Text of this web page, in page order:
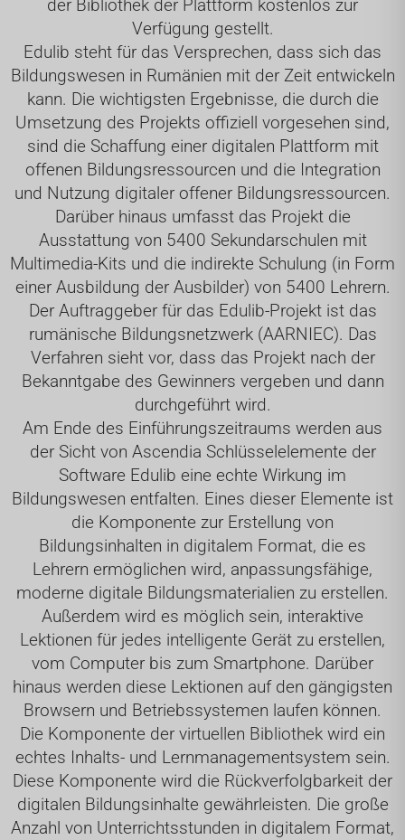
der Bibliothek der Plattform kostenlos zur
Verfügung gestellt.
Edulib steht für das Versprechen, dass sich das
Bildungswesen in Rumänien mit der Zeit entwickeln
kann. Die wichtigsten Ergebnisse, die durch die
Umsetzung des Projekts offiziell vorgesehen sind,
sind die Schaffung einer digitalen Plattform mit
offenen Bildungsressourcen und die Integration
und Nutzung digitaler offener Bildungsressourcen.
Darüber hinaus umfasst das Projekt die
Ausstattung von 5400 Sekundarschulen mit
Multimedia-Kits und die indirekte Schulung (in Form
einer Ausbildung der Ausbilder) von 5400 Lehrern.
Der Auftraggeber für das Edulib-Projekt ist das
rumänische Bildungsnetzwerk (AARNIEC). Das
Verfahren sieht vor, dass das Projekt nach der
Bekanntgabe des Gewinners vergeben und dann
durchgeführt wird.
Am Ende des Einführungszeitraums werden aus
der Sicht von Ascendia Schlüsselelemente der
Software Edulib eine echte Wirkung im
Bildungswesen entfalten. Eines dieser Elemente ist
die Komponente zur Erstellung von
Bildungsinhalten in digitalem Format, die es
Lehrern ermöglichen wird, anpassungsfähige,
moderne digitale Bildungsmaterialien zu erstellen.
Außerdem wird es möglich sein, interaktive
Lektionen für jedes intelligente Gerät zu erstellen,
vom Computer bis zum Smartphone. Darüber
hinaus werden diese Lektionen auf den gängigsten
Browsern und Betriebssystemen laufen können.
Die Komponente der virtuellen Bibliothek wird ein
echtes Inhalts- und Lernmanagementsystem sein.
Diese Komponente wird die Rückverfolgbarkeit der
digitalen Bildungsinhalte gewährleisten. Die große
Anzahl von Unterrichtsstunden in digitalem Format,